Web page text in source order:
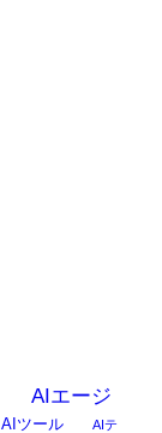
AIエージ
AIツール
AIテ